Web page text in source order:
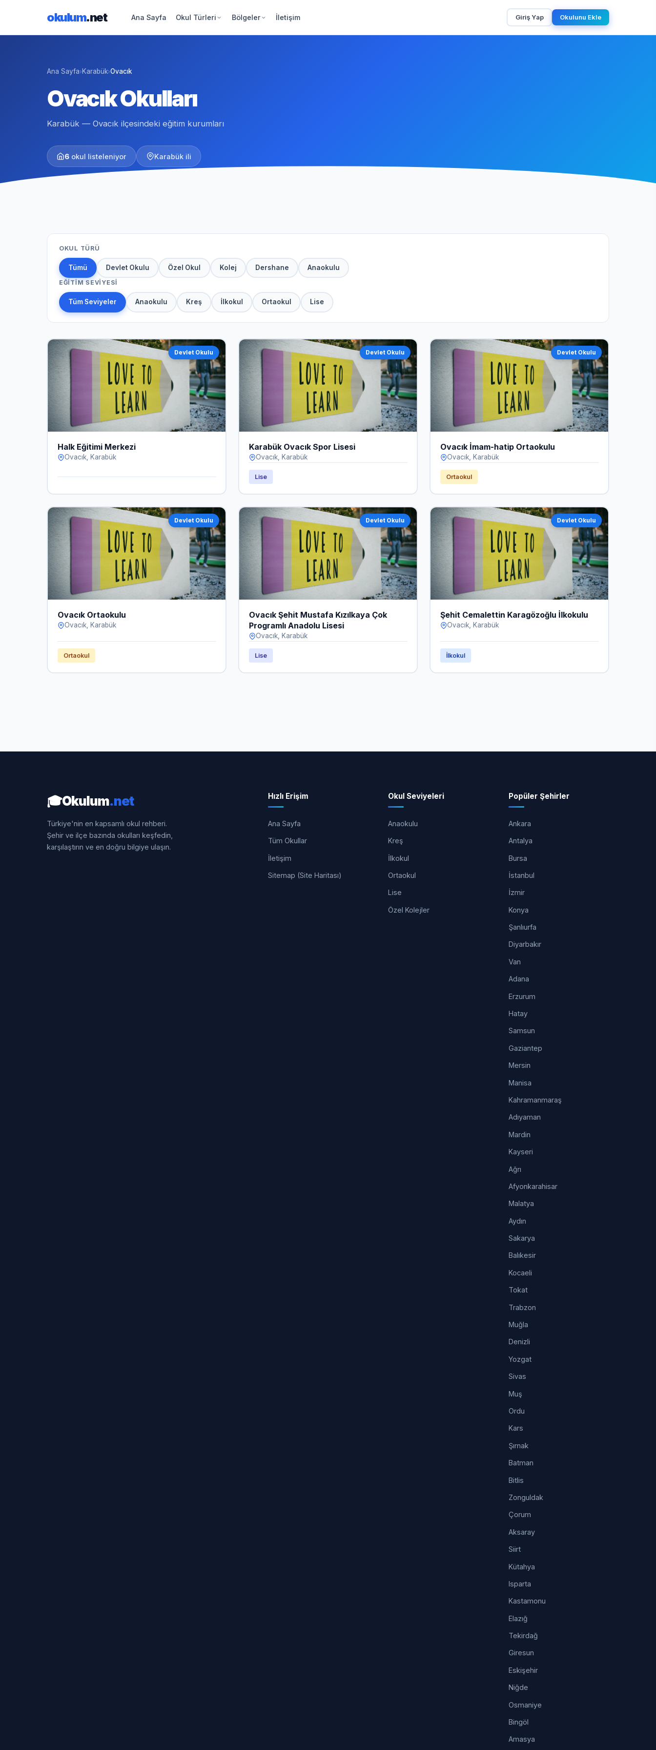
okulum.net Ana Sayfa Okul Türleri Bölgeler İletişim Giriş Yap Okulunu Ekle
Ana Sayfa› Karabük›Ovacık
Ovacık Okulları
Karabük — Ovacık ilçesindeki eğitim kurumları
6 okul listeleniyor Karabük ili
OKUL TÜRÜ
Tümü Devlet Okulu Özel Okul Kolej Dershane Anaokulu
EĞITIM SEVIYESI
Tüm Seviyeler Anaokulu Kreş İlkokul Ortaokul Lise
Devlet Okulu
Halk Eğitimi Merkezi
Ovacık, Karabük
Devlet Okulu
Karabük Ovacık Spor Lisesi
Ovacık, Karabük
Lise
Devlet Okulu
Ovacık İmam-hatip Ortaokulu
Ovacık, Karabük
Ortaokul
Devlet Okulu
Ovacık Ortaokulu
Ovacık, Karabük
Ortaokul
Devlet Okulu
Ovacık Şehit Mustafa Kızılkaya Çok
Programlı Anadolu Lisesi
Ovacık, Karabük
Lise
Devlet Okulu
Şehit Cemalettin Karagözoğlu İlkokulu
Ovacık, Karabük
İlkokul
🎓Okulum.net
Türkiye'nin en kapsamlı okul rehberi.
Şehir ve ilçe bazında okulları keşfedin,
karşılaştırın ve en doğru bilgiye ulaşın.
Hızlı Erişim
Ana Sayfa
Tüm Okullar
İletişim
Sitemap (Site Haritası)
Okul Seviyeleri
Anaokulu
Kreş
İlkokul
Ortaokul
Lise
Özel Kolejler
Popüler Şehirler
Ankara
Antalya
Bursa
İstanbul
İzmir
Konya
Şanlıurfa
Diyarbakır
Van
Adana
Erzurum
Hatay
Samsun
Gaziantep
Mersin
Manisa
Kahramanmaraş
Adıyaman
Mardin
Kayseri
Ağrı
Afyonkarahisar
Malatya
Aydın
Sakarya
Balıkesir
Kocaeli
Tokat
Trabzon
Muğla
Denizli
Yozgat
Sivas
Muş
Ordu
Kars
Şırnak
Batman
Bitlis
Zonguldak
Çorum
Aksaray
Siirt
Kütahya
Isparta
Kastamonu
Elazığ
Tekirdağ
Giresun
Eskişehir
Niğde
Osmaniye
Bingöl
Amasya